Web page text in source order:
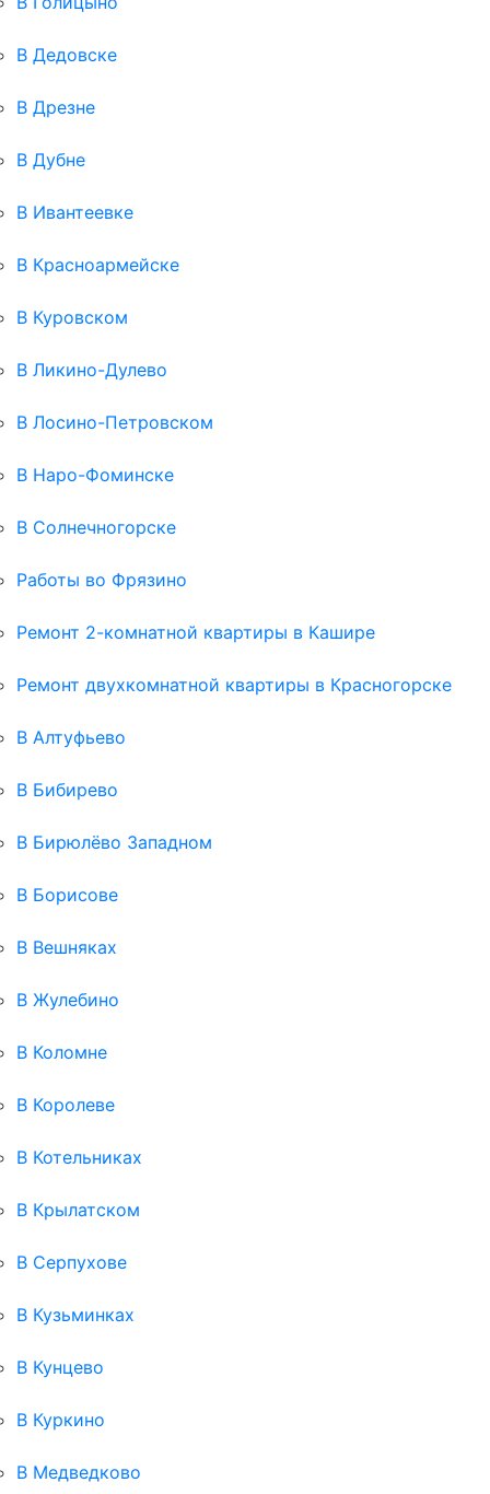
В Дедовске
В Дрезне
В Дубне
В Ивантеевке
В Красноармейске
В Куровском
В Ликино-Дулево
В Лосино-Петровском
В Наро-Фоминске
В Солнечногорске
Работы во Фрязино
Ремонт 2-комнатной квартиры в Кашире
Ремонт двухкомнатной квартиры в Красногорске
В Алтуфьево
В Бибирево
В Бирюлёво Западном
В Борисове
В Вешняках
В Жулебино
В Коломне
В Королеве
В Котельниках
В Крылатском
В Серпухове
В Кузьминках
В Кунцево
В Куркино
В Медведково